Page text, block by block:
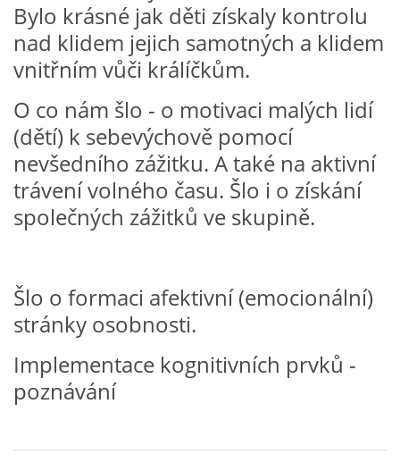
VÝTVARNÉ AKTIVITY - ZIMA
CHARAKTERISTIKA ROČNÍCH OBDOBÍ
HÁDANKY K TÉMATU JARO, LÉTO, PODZIM,ZIMA
PÍSNĚ K TÉMATU JARO
BÁSNĚ K TÉMATU JARO
POHYBOVÉ AKTIVITY NA TÉMA JARO
PÍSNĚ K TÉMATU LÉTO
BÁSNĚ K TÉMATU LÉTO
POHYBOVÉ AKTIVITY NA TÉMA LÉTO
Bylo krásné jak děti získaly kontrolu
nad klidem jejich samotných a klidem
vnitřním vůči králíčkům.
O co nám šlo - o motivaci malých lidí
(dětí) k sebevýchově pomocí
nevšedního zážitku. A také na aktivní
trávení volného času. Šlo i o získání
společných zážitků ve skupině.
Šlo o formaci afektivní (emocionální)
stránky osobnosti.
Implementace kognitivních prvků -
poznávání